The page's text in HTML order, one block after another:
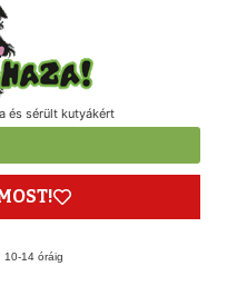
és sérült kutyákért
10-14 óráig